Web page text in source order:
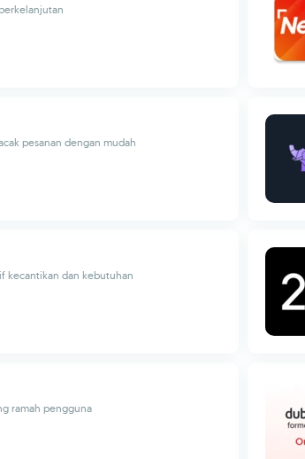
pesanan dengan mudah
kecantikan dan kebutuhan
ramah pengguna